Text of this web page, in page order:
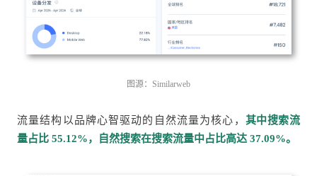
图源：Similarweb
流量结构以品牌心智驱动的自然流量为核心， 其中搜索流
量占比 55.12%，自然搜索在搜索流量中占比高达 37.09%。